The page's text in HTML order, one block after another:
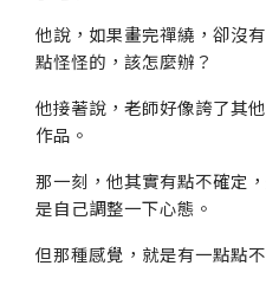
他說，如果畫完禪繞，卻沒
點怪怪的，該怎麼辦？
他接著說，老師好像誇了其
作品。
那一刻，他其實有點不確定
是自己調整一下心態。
但那種感覺，就是有一點點